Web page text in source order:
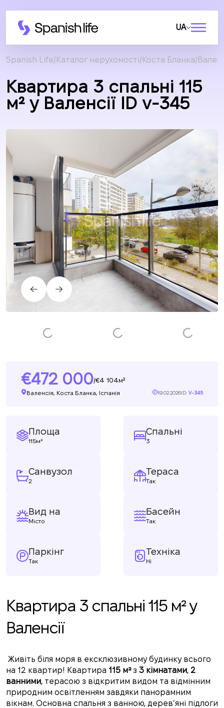
UA
Spanish Life Каталог нерухомості Коста Бланка
Квартира 3 спальні 115
м² у Валенсії ID v-345
472 000/ 4 104м²
Валенсія, Коста Бланка, Іспанія 19.02.2026ID: V-345
Площа
115м²
Спальні
3
Санвузол
2
Тераса
Так
Вид на
Місто
Басейн
Так
Паркінг
Так
Техніка
Ні
Квартира 3 спальні 115 м² у
Валенсії
Живіть біля моря в ексклюзивному будинку всього
на 12 квартир! Квартира 115 м²з 3 кімнатами, 2
ванними, терасою з відкритим видом та відмінним
природним освітленням завдяки панорамним
вікнам. Основна спальня з ванною, дерев’яні підлоги